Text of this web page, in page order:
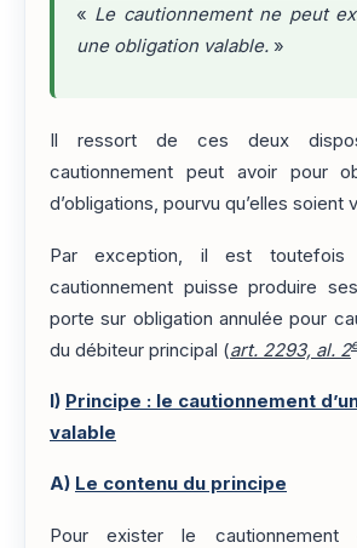
« Le cautionnement ne peut
une obligation valable. »
Il ressort de ces deux
cautionnement peut avoir pour
d’obligations, pourvu qu’elles soient
Par exception, il est
cautionnement puisse produire
porte sur obligation annulée pour
du débiteur principal (art. 2293, al. 2
I) Principe : le cautionnement
valable
A) Le contenu du principe
Pour exister le